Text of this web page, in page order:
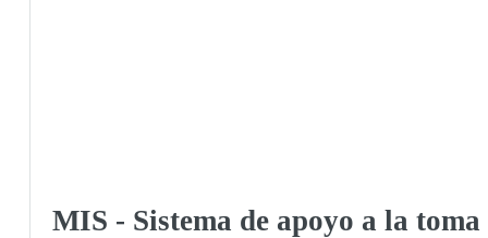
MIS - Sistema de apoyo a la toma